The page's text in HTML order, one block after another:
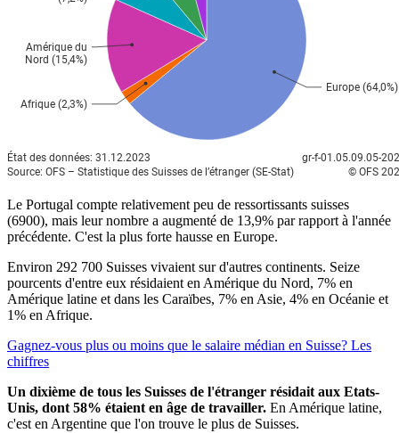
Le Portugal compte relativement peu de ressortissants suisses
(6900), mais leur nombre a augmenté de 13,9% par rapport à l'année
précédente. C'est la plus forte hausse en Europe.
Environ 292 700 Suisses vivaient sur d'autres continents. Seize
pourcents d'entre eux résidaient en Amérique du Nord, 7% en
Amérique latine et dans les Caraïbes, 7% en Asie, 4% en Océanie et
1% en Afrique.
Gagnez-vous plus ou moins que le salaire médian en Suisse? Les
chiffres
Un dixième de tous les Suisses de l'étranger résidait aux Etats-
Unis, dont 58% étaient en âge de travailler. En Amérique latine,
c'est en Argentine que l'on trouve le plus de Suisses.